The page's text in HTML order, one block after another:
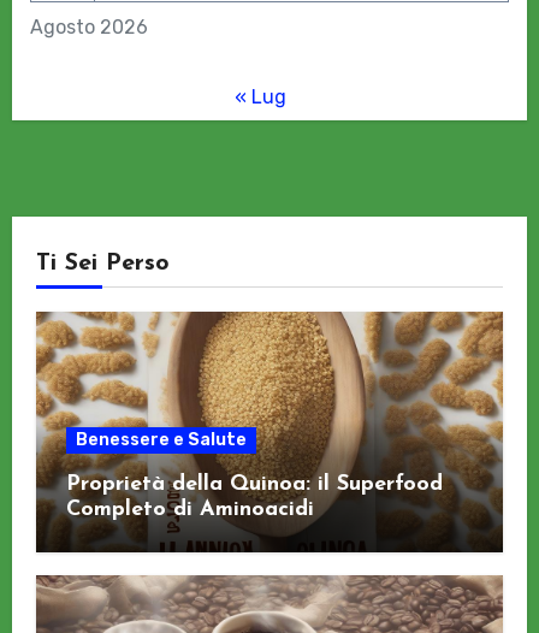
Agosto 2026
« Lug
Ti Sei Perso
Benessere e Salute
Proprietà della Quinoa: il Superfood
Completo di Aminoacidi